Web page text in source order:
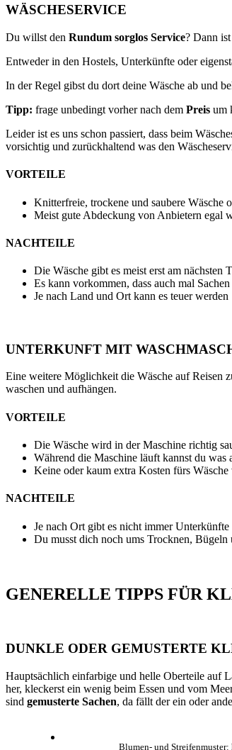
WÄSCHESERVICE
Du willst den Rundum sorglos Service? Dann
Entweder in den Hostels, Unterkünfte oder
In der Regel gibst du dort deine Wäsche ab und
Tipp: frage unbedingt vorher nach dem Preis um
Leider ist es uns schon passiert, dass beim
vorsichtig und zurückhaltend was den
VORTEILE
Knitterfreie, trockene und saubere Wäsche
Meist gute Abdeckung von Anbietern egal
NACHTEILE
Die Wäsche gibt es meist erst am nächsten
Es kann vorkommen, dass auch mal
Je nach Land und Ort kann es teuer werden
UNTERKUNFT MIT
Eine weitere Möglichkeit die Wäsche auf Reisen
waschen und aufhängen.
VORTEILE
Die Wäsche wird in der Maschine richtig
Während die Maschine läuft kannst du was
Keine oder kaum extra Kosten fürs Wäsche
NACHTEILE
Je nach Ort gibt es nicht immer Unterkünfte
Du musst dich noch ums Trocknen, Bügeln
GENERELLE TIPPS FÜR
DUNKLE ODER GEMUSTERTE
Hauptsächlich einfarbige und helle Oberteile auf
her, kleckerst ein wenig beim Essen und vom
sind gemusterte Sachen, da fällt der ein oder
Blumen- und